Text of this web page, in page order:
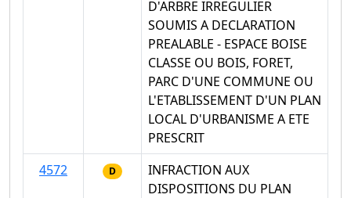
D'ARBRE IRREGULIER
SOUMIS A DECLARATION
PREALABLE - ESPACE BOISE
CLASSE OU BOIS, FORET,
PARC D'UNE COMMUNE OU
L'ETABLISSEMENT D'UN PLAN
LOCAL D'URBANISME A ETE
PRESCRIT
4572
D
INFRACTION AUX
DISPOSITIONS DU PLAN